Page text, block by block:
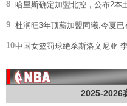
8 哈里斯确定加盟北控，公布2本
9 杜润旺3年顶薪加盟同曦,今夏
10中国女篮罚球绝杀斯洛文尼亚
2025-2026